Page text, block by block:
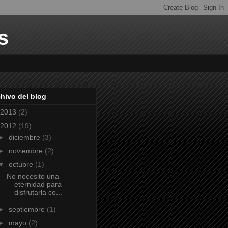
del blog
2013 (2)
2012 (19)
diciembre (3)
noviembre (2)
octubre (1)
No necesito una
eternidad para
disfrutarla co...
septiembre (1)
mayo (2)